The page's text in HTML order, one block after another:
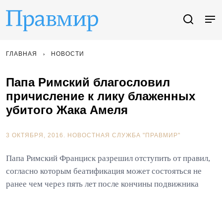
ГЛАВНАЯ НОВОСТИ
Папа Римский благословил
причисление к лику блаженных
убитого Жака Амеля
3 ОКТЯБРЯ, 2016. НОВОСТНАЯ СЛУЖБА "ПРАВМИР"
Папа Римский Франциск разрешил отступить от правил,
согласно которым беатификация может состояться не
ранее чем через пять лет после кончины подвижника